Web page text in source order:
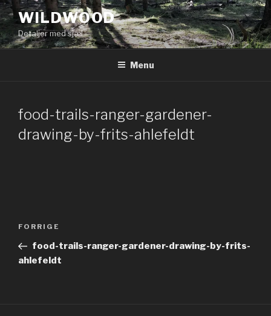
Videre
til
indhold
WILDWOOD
Detaljer med sjæl
Menu
food-trails-ranger-gardener-
drawing-by-frits-ahlefeldt
Forrige
indlæg
FORRIGE
food-trails-ranger-gardener-drawing-by-frits-
ahlefeldt